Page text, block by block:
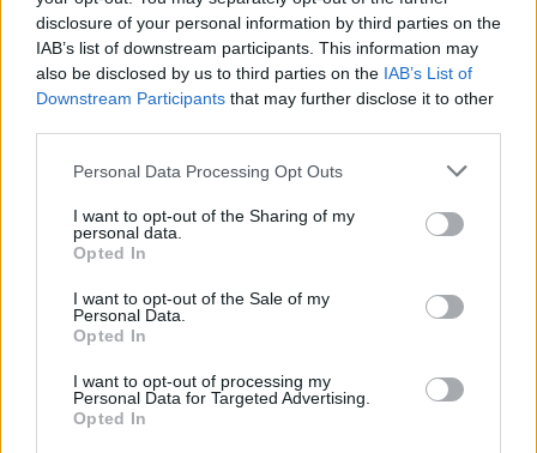
disclosure of your personal information by third parties on the
IAB’s list of downstream participants. This information may
also be disclosed by us to third parties on the IAB’s List of
Downstream Participants that may further disclose it to other
Personal Data Processing Opt Outs
I want to opt-out of the Sharing of my
personal data.
Opted In
I want to opt-out of the Sale of my
Personal Data.
Opted In
I want to opt-out of processing my
Personal Data for Targeted Advertising.
Opted In
Θέσεις εργασίας
Θέσεις Εργασίας ανά Ειδικότητα
Θέσεις Εργασίας ανά Εταιρεία
Κέντρο Βοήθειας
Καταχώρηση Online Βιογραφικού